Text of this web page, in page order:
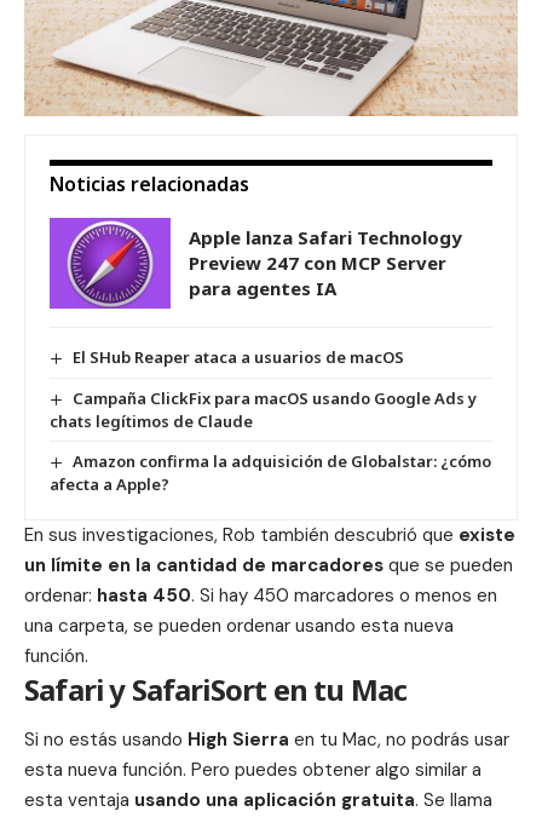
Noticias relacionadas
Apple lanza Safari Technology
Preview 247 con MCP Server
para agentes IA
El SHub Reaper ataca a usuarios de macOS
Campaña ClickFix para macOS usando Google Ads y
chats legítimos de Claude
Amazon confirma la adquisición de Globalstar: ¿cómo
afecta a Apple?
En sus investigaciones, Rob también descubrió que existe
un límite en la cantidad de marcadores que se pueden
ordenar: hasta 450. Si hay 450 marcadores o menos en
una carpeta, se pueden ordenar usando esta nueva
función.
Safari y SafariSort en tu Mac
Si no estás usando High Sierra en tu Mac, no podrás usar
esta nueva función. Pero puedes obtener algo similar a
esta ventaja usando una aplicación gratuita. Se llama